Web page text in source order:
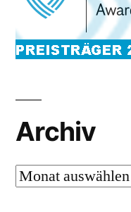
Archiv
Archiv